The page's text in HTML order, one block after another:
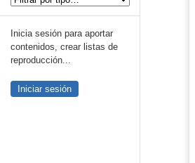
Inicia sesión para aportar
contenidos, crear listas de
reproducción...
Iniciar sesión